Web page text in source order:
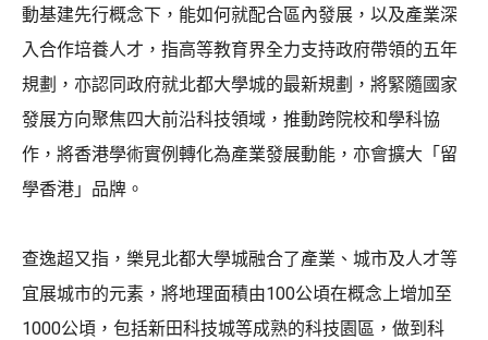
動基建先行概念下，能如何就配合區內發展，以及產業深
入合作培養人才，指高等教育界全力支持政府帶領的五年
規劃，亦認同政府就北都大學城的最新規劃，將緊隨國家
發展方向聚焦四大前沿科技領域，推動跨院校和學科協
作，將香港學術實例轉化為產業發展動能，亦會擴大「留
學香港」品牌。
查逸超又指，樂見北都大學城融合了產業、城市及人才等
宜展城市的元素，將地理面積由100公頃在概念上增加至
1000公頃，包括新田科技城等成熟的科技園區，做到科